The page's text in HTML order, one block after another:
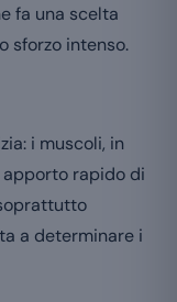
fa una scelta
sforzo intenso.
i muscoli, in
rapido di
a determinare i